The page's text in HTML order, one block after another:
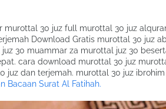
murottal 30 juz full murottal 30 juz
Download Gratis murottal 30 juz
30 muammar za murottal juz 30
cara download murottal 30 juz
juz dan terjemah. murottal 30 juz
Bacaan Surat Al Fatihah.